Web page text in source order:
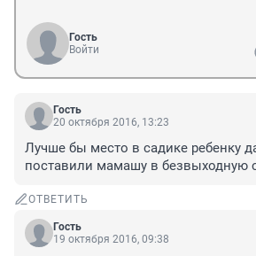
Гость
Войти
Гость
20 октября 2016, 13:23
Лучше бы место в садике ребенку
поставили мамашу в безвыходную
ОТВЕТИТЬ
Гость
19 октября 2016, 09:38